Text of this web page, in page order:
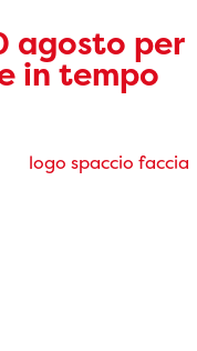
agosto per
in tempo